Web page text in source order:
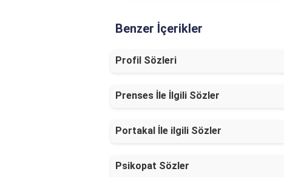
Benzer İçerikler
Profil Sözleri
Prenses İle İlgili Sözler
Portakal İle ilgili Sözler
Psikopat Sözler